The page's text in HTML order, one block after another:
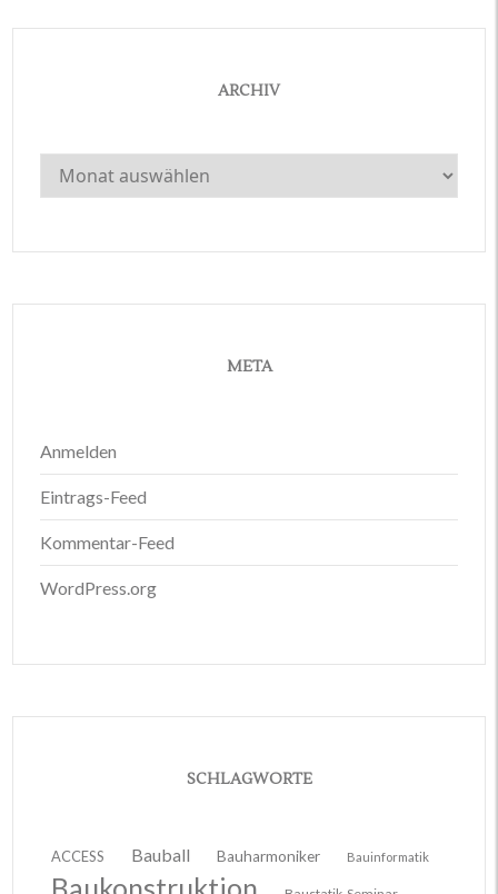
ARCHIV
Archiv
META
Anmelden
Eintrags-Feed
Kommentar-Feed
WordPress.org
SCHLAGWORTE
ACCESS Bauball Bauharmoniker Bauinformatik
Baukonstruktion